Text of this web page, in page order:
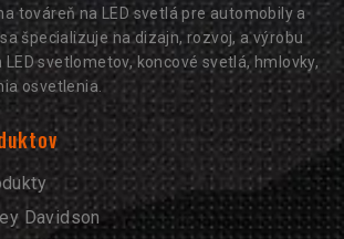
továreň na LED svetlá pre automobily a
špecializuje na dizajn, rozvoj, a výrobu
svetlometov, koncové svetlá, hmlovky,
osvetlenia.
Davidson